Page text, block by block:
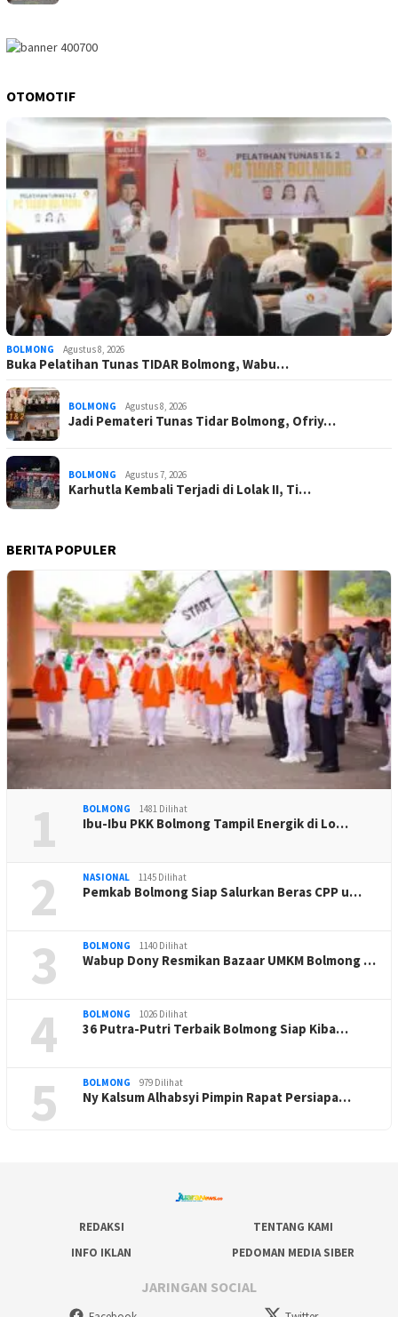
OTOMOTIF
BOLMONG Agustus 8, 2026
Buka Pelatihan Tunas TIDAR Bolmong, Wabu…
BOLMONG Agustus 8, 2026
Jadi Pemateri Tunas Tidar Bolmong, Ofriy…
BOLMONG Agustus 7, 2026
Karhutla Kembali Terjadi di Lolak II, Ti…
BERITA POPULER
1 BOLMONG 1481 Dilihat
Ibu-Ibu PKK Bolmong Tampil Energik di Lo…
2 NASIONAL 1145 Dilihat
Pemkab Bolmong Siap Salurkan Beras CPP u…
3 BOLMONG 1140 Dilihat
Wabup Dony Resmikan Bazaar UMKM Bolmong …
4 BOLMONG 1026 Dilihat
36 Putra-Putri Terbaik Bolmong Siap Kiba…
5 BOLMONG 979 Dilihat
Ny Kalsum Alhabsyi Pimpin Rapat Persiapa…
REDAKSI
TENTANG KAMI
INFO IKLAN
PEDOMAN MEDIA SIBER
JARINGAN SOCIAL